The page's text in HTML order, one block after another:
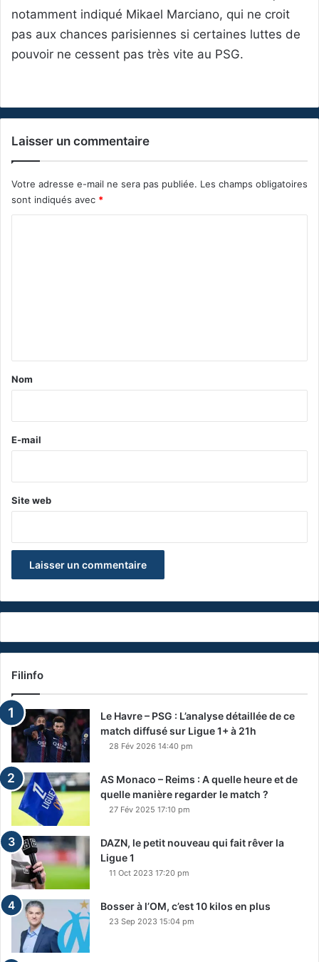
notamment indiqué Mikael Marciano, qui ne croit
pas aux chances parisiennes si certaines luttes de
pouvoir ne cessent pas très vite au PSG.
Laisser un commentaire
Votre adresse e-mail ne sera pas publiée. Les champs obligatoires
sont indiqués avec *
a
e
Nom
E-mail
Site web
Filinfo
Le Havre – PSG : L’analyse détaillée de ce
match diffusé sur Ligue 1+ à 21h
28 Fév 2026 14:40 pm
AS Monaco – Reims : A quelle heure et de
quelle manière regarder le match ?
27 Fév 2025 17:10 pm
DAZN, le petit nouveau qui fait rêver la
Ligue 1
11 Oct 2023 17:20 pm
Bosser à l’OM, c’est 10 kilos en plus
23 Sep 2023 15:04 pm